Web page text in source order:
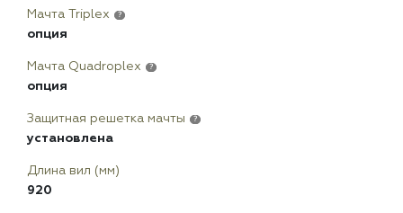
Мачта Triplex ?
опция
Мачта Quadroplex ?
опция
Защитная решетка мачты ?
установлена
Длина вил (мм)
920